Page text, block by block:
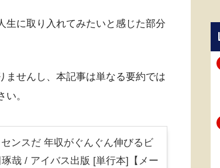
生に取り入れてみたいと感じた部分
ませんし、本記事は単なる要約では
。
ンスだ 年収がぐんぐん伸びるビ
哉 / アイバス出版 [単行本]【メー